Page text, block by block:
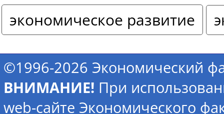
экономическое развитие
©1996-2026 Экономический
ВНИМАНИЕ! При
web-сайте Экономического